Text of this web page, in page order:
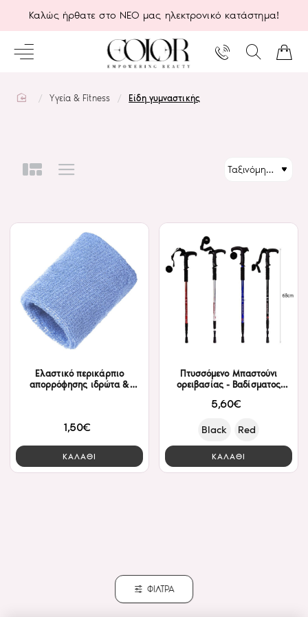
Καλώς ήρθατε στο ΝΕΟ μας ηλεκτρονικό κατάστημα!
homeΥγεία & Fitness Είδη γυμναστικής
Ελαστικό περικάρπιο
απορρόφησης ιδρώτα &
1,50€
ΚΑΛΑΘΙ
Πτυσσόμενο Μπαστούνι
ορειβασίας - Βαδίσματος
5,60€
Black Red
ΚΑΛΑΘΙ
ΦΙΛΤΡΑ